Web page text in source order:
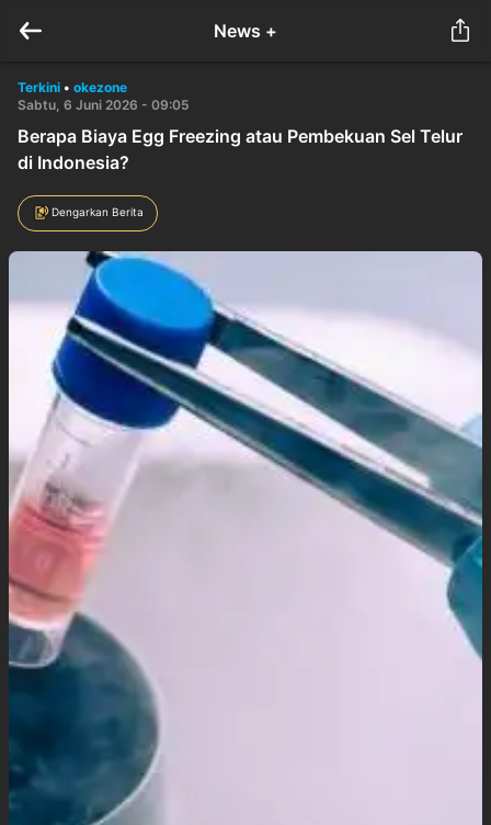
News +
Terkini • okezone
Sabtu, 6 Juni 2026 - 09:05
Berapa Biaya Egg Freezing atau Pembekuan Sel Telur
di Indonesia?
Dengarkan Berita